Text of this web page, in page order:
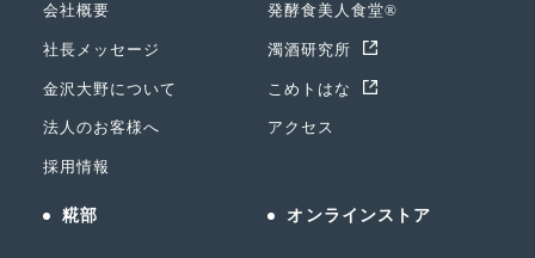
会社概要
社長メッセージ
金沢大野について
法人のお客様へ
採用情報
発酵食美人食堂®
濁酒研究所
こめトはな
アクセス
糀部 オンラインストア